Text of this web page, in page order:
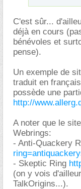
C'est sûr...
déjà en cours
bénévoles et
pense).
Un exemple de
traduit en
possède une
http://
A noter que le
Webrings:
- Anti-Quackery
- Skeptic Ring
(on y vois
TalkOrigins...).